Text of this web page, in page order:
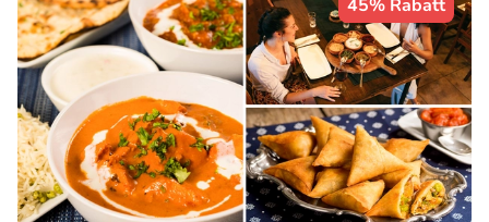
45% Rabatt